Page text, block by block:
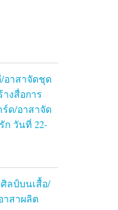
อาสาจัดชุด
งสื่อการ
ด/อาสาจัด
ก วันที่ 22-
ลป์บนเสื้อ/
าสาผลิต